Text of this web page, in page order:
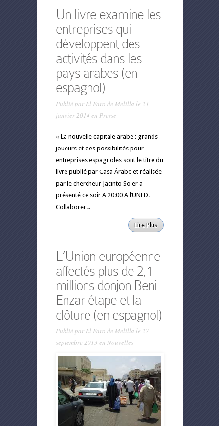
Un livre examine les
entreprises qui
développent des
activités dans les
pays arabes (en
espagnol)
Publié parEl Faro de Melilla le 21
janvier 2014 en Presse
« La nouvelle capitale arabe : grands
joueurs et des possibilités pour
entreprises espagnoles sont le titre du
livre publié par Casa Árabe et réalisée
par le chercheur Jacinto Soler a
présenté ce soir À 20:00 À l’UNED.
Collaborer...
Lire Plus
L’Union européenne
affectés plus de 2,1
millions donjon Beni
Enzar étape et la
clôture (en espagnol)
Publié parEl Faro de Melilla le 27
septembre 2013 en Nouvelles